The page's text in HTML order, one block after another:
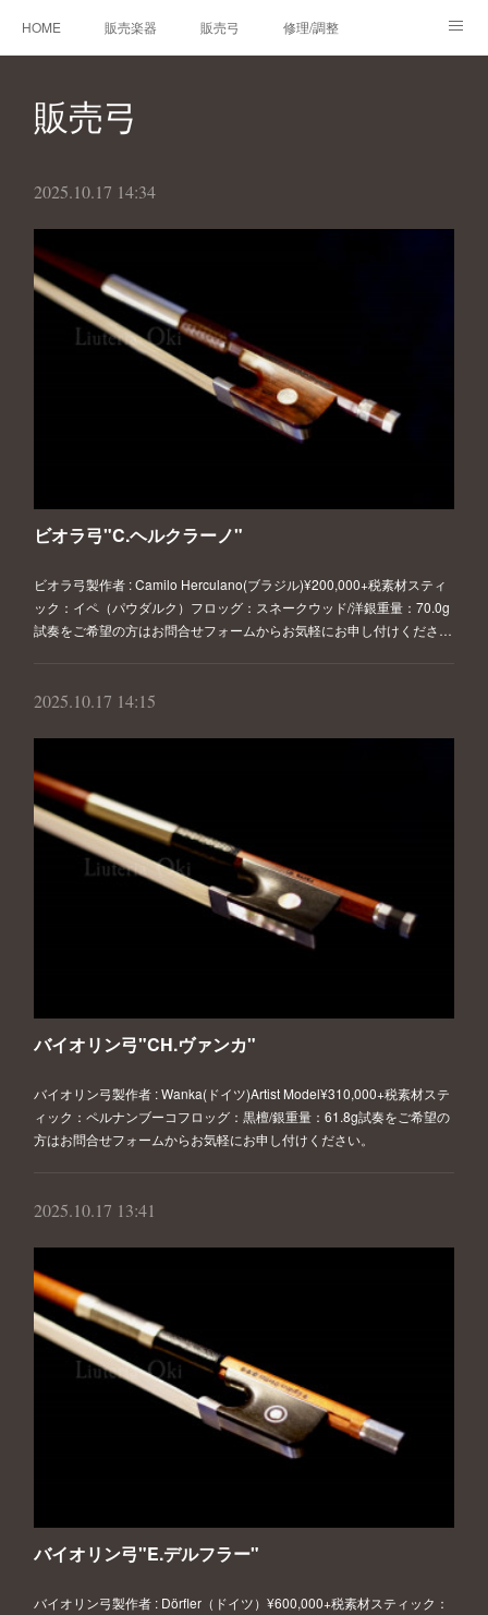
HOME 販売楽器 販売弓 修理/調整
技術帳 プロフィール
販売弓
2025.10.17 14:34
ビオラ弓"C.ヘルクラーノ"
ビオラ弓製作者 : Camilo Herculano(ブラジル)¥200,000+税素材スティ
ック：イペ（パウダルク）フロッグ：スネークウッド/洋銀重量：70.0g
試奏をご希望の方はお問合せフォームからお気軽にお申し付けくださ…
2025.10.17 14:15
バイオリン弓"CH.ヴァンカ"
バイオリン弓製作者 : Wanka(ドイツ)Artist Model¥310,000+税素材ステ
ィック：ペルナンブーコフロッグ：黒檀/銀重量：61.8g試奏をご希望の
方はお問合せフォームからお気軽にお申し付けください。
2025.10.17 13:41
バイオリン弓"E.デルフラー"
バイオリン弓製作者 : Dörfler（ドイツ）¥600,000+税素材スティック：